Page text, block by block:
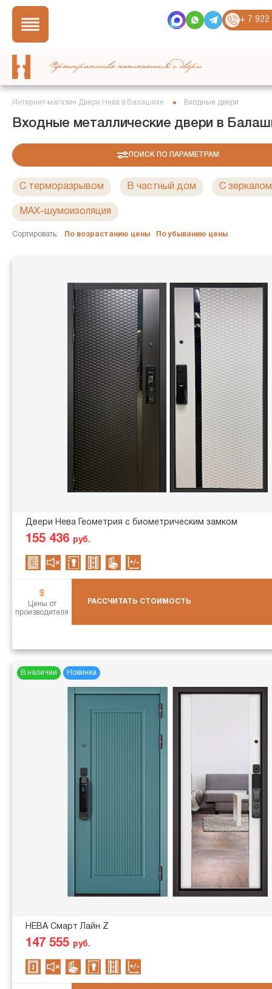
+ 7 922
Пространство начинается с двери
Интернет-магазин Двери Нева в Балашихе Входные двери
Входные металлические двери в
ПОИСК ПО ПАРАМЕТРАМ
С терморазрывом В частный дом C зеркалом
MAX-шумоизоляция
Сортировать: По возрастанию цены По убыванию цены
Двери Нева Геометрия с биометрическим замком
155 436 руб.
Цены от
производителя
РАССЧИТАТЬ СТОИМОСТЬ
В наличии Новинка
НЕВА Смарт Лайн Z
147 555 руб.